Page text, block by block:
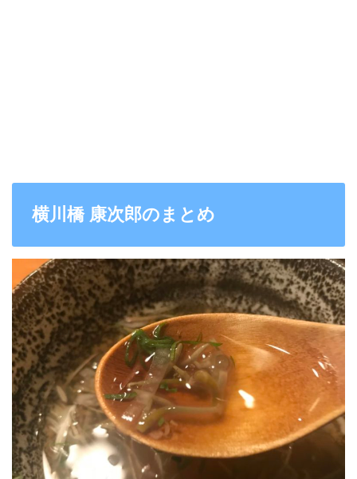
横川橋 康次郎のまとめ